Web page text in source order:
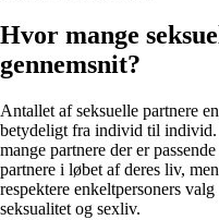
Hvor mange
gennemsnit?
Antallet af seksuelle partnere
betydeligt fra individ til
mange partnere der er
partnere i løbet af deres liv,
respektere enkeltpersoners
seksualitet og sexliv.